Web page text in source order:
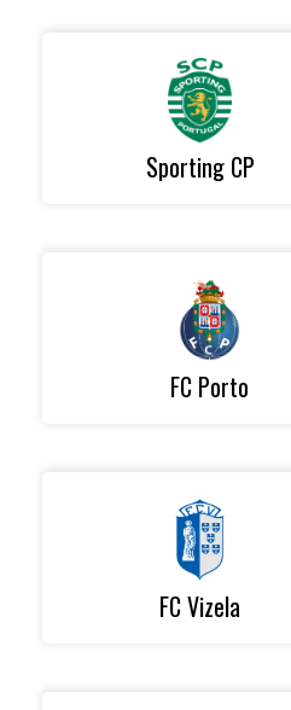
Sporting CP
FC Porto
FC Vizela